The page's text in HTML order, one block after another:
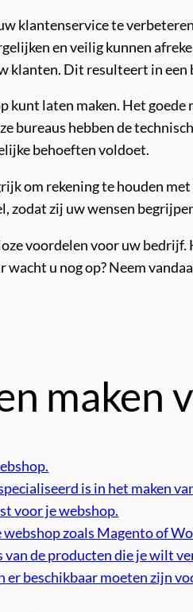
klantenservice te
en veilig kunnen
klanten. Dit resulteert in
kunt laten maken. Het
bureaus hebben de
behoeften voldoet.
om rekening te houden
zodat zij uw wensen
voordelen voor uw
u nog op? Neem
maken
is in het maken
voor je webshop.
zoals Magento of
de producten die je wilt
beschikbaar moeten zijn